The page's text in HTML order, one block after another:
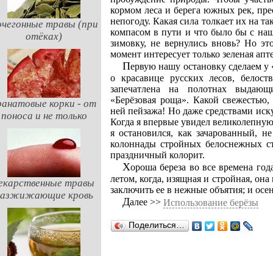
травы (при
отёках)
корки - от
поноса и не только
травы
кровь
кормом леса и берега южных рек,
непогоду. Какая сила толкает их на
компасом в пути и что было бы с
зимовку, не вернулись вновь? Но
момент интересует только зеленая
Первую нашу остановку сделаем у «четы белеющих берёз». Немало теплых слов сказано
о красавице русских лесов,
запечатлена на полотнах
«Берёзовая роща». Какой
ней пейзажа! Но даже средствами
Когда я впервые увидел
я остановился, как зачарованный,
колоннады стройных белоснежных
праздничный колорит.
Хороша береза во все времена года. И весной, покрытая прозрачной зеленой вуалью; и
летом, когда, изящная и стройная,
заключить ее в нежные объятия; и
Далее >> Использование берёзы
Поделиться…